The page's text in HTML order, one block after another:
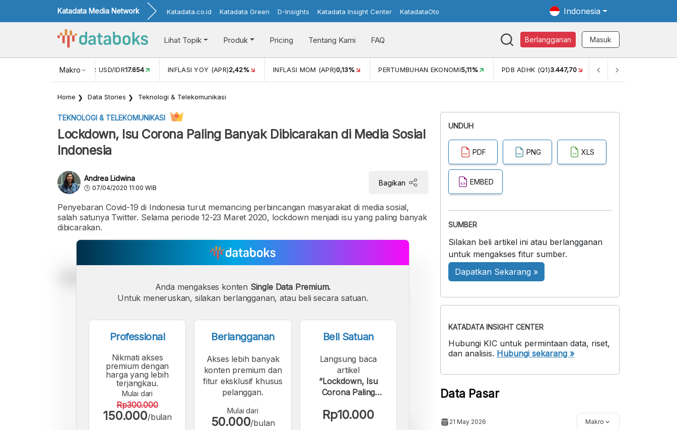
Katadata Media Network Katadata.co.id Katadata Green D-Insights Katadata Insight Center KatadataOto Indonesia
Lihat Topik Produk Pricing Tentang Kami FAQ Berlangganan Masuk
Makro
NILAI TUKAR USD/IDR17.654 INFLASI YOY (APR)2,42% INFLASI MOM (APR)0,13% PERTUMBUHAN EKONOMI5,11% PDB ADHK (Q1)3.447,70 GINI RASIO (SEM2)
Home Data Stories Teknologi & Telekomunikasi
TEKNOLOGI & TELEKOMUNIKASI
Lockdown, Isu Corona Paling Banyak Dibicarakan di Media Sosial
Indonesia
Andrea Lidwina
07/04/2020 11:00 WIB
Bagikan
Penyebaran Covid-19 di Indonesia turut memancing perbincangan masyarakat di media sosial,
salah satunya Twitter. Selama periode 12-23 Maret 2020, lockdown menjadi isu yang paling banyak
dibicarakan.
Anda mengakses konten Single Data Premium.
Untuk meneruskan, silakan berlangganan, atau beli secara satuan.
Professional
Nikmati akses
premium dengan
harga yang lebih
terjangkau.
Mulai dari
Rp300.000
150.000/bulan
Berlangganan
Akses lebih banyak
konten premium dan
fitur eksklusif khusus
pelanggan.
Mulai dari
50.000/bulan
Beli Satuan
Langsung baca
artikel
“Lockdown, Isu
Corona Paling
di Media Sosial
Rp10.000
UNDUH
PDF PNG XLS
EMBED
SUMBER
Silakan beli artikel ini atau berlangganan
untuk mengakses fitur sumber.
Dapatkan Sekarang »
KATADATA INSIGHT CENTER
Hubungi KIC untuk permintaan data, riset,
dan analisis. Hubungi sekarang »
Data Pasar
21 May 2026 Makro